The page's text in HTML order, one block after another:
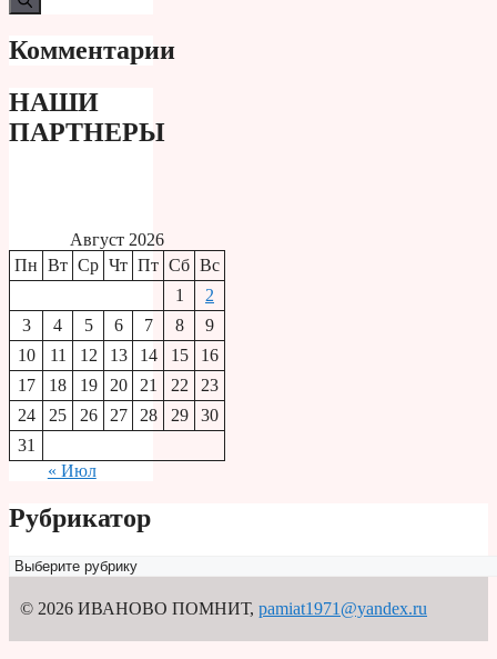
Комментарии
НАШИ
ПАРТНЕРЫ
Август 2026
Пн Вт Ср Чт Пт Сб Вс
1
2
3
4 5 6 7 8
9
10
11 12 13 14 15
16
17
18 19 20 21 22
23
24
25 26 27 28 29
30
31
« Июл
Рубрикатор
Рубрикатор
© 2026 ИВАНОВО ПОМНИТ, pamiat1971@yandex.ru